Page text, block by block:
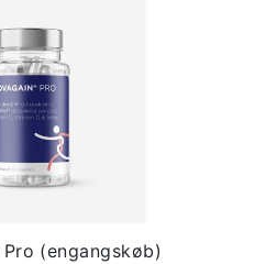
(engangskøb)